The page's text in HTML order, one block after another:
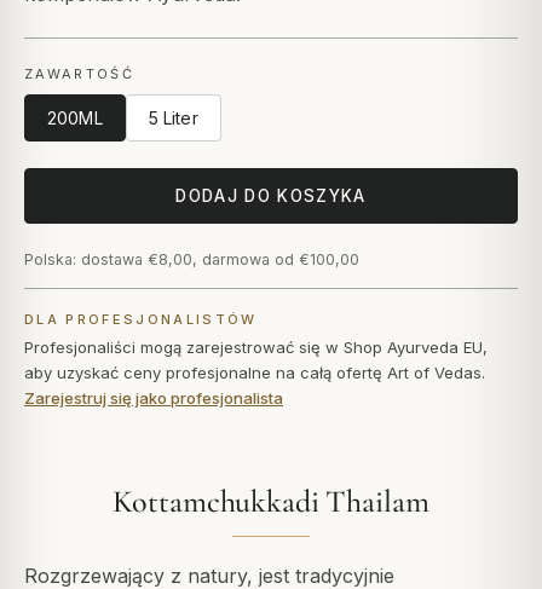
ZAWARTOŚĆ
200ML 5 Liter
DODAJ DO KOSZYKA
Polska: dostawa €8,00, darmowa od €100,00
DLA PROFESJONALISTÓW
Profesjonaliści mogą zarejestrować się w Shop Ayurveda EU,
aby uzyskać ceny profesjonalne na całą ofertę Art of Vedas.
Zarejestruj się jako profesjonalista
Kottamchukkadi Thailam
Rozgrzewający z natury, jest tradycyjnie